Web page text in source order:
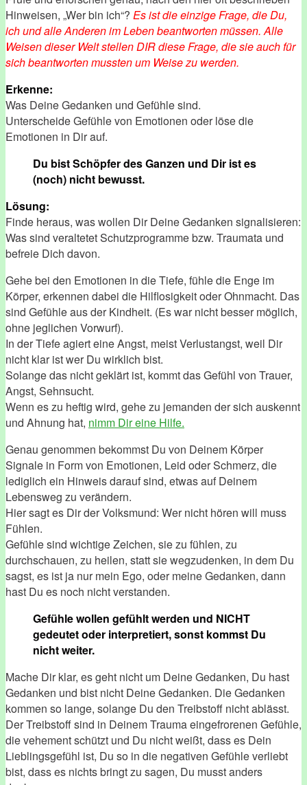
Hinweisen, „Wer bin ich“? Es ist die einzige Frage, die Du,
ich und alle Anderen im Leben beantworten müssen. Alle
Weisen dieser Welt stellen DIR diese Frage, die sie auch für
sich beantworten mussten um Weise zu werden.
Erkenne:
Was Deine Gedanken und Gefühle sind.
Unterscheide Gefühle von Emotionen oder löse die
Emotionen in Dir auf.
Du bist Schöpfer des Ganzen und Dir ist es
(noch) nicht bewusst.
Lösung:
Finde heraus, was wollen Dir Deine Gedanken signalisieren:
Was sind veraltetet Schutzprogramme bzw. Traumata und
befreie Dich davon.
Gehe bei den Emotionen in die Tiefe, fühle die Enge im
Körper, erkennen dabei die Hilflosigkeit oder Ohnmacht. Das
sind Gefühle aus der Kindheit. (Es war nicht besser möglich,
ohne jeglichen Vorwurf).
In der Tiefe agiert eine Angst, meist Verlustangst, weil Dir
nicht klar ist wer Du wirklich bist.
Solange das nicht geklärt ist, kommt das Gefühl von Trauer,
Angst, Sehnsucht.
Wenn es zu heftig wird, gehe zu jemanden der sich auskennt
und Ahnung hat, nimm Dir eine Hilfe.
Genau genommen bekommst Du von Deinem Körper
Signale in Form von Emotionen, Leid oder Schmerz, die
lediglich ein Hinweis darauf sind, etwas auf Deinem
Lebensweg zu verändern.
Hier sagt es Dir der Volksmund: Wer nicht hören will muss
Fühlen.
Gefühle sind wichtige Zeichen, sie zu fühlen, zu
durchschauen, zu heilen, statt sie wegzudenken, in dem Du
sagst, es ist ja nur mein Ego, oder meine Gedanken, dann
hast Du es noch nicht verstanden.
Gefühle wollen gefühlt werden und NICHT
gedeutet oder interpretiert, sonst kommst Du
nicht weiter.
Mache Dir klar, es geht nicht um Deine Gedanken, Du hast
Gedanken und bist nicht Deine Gedanken. Die Gedanken
kommen so lange, solange Du den Treibstoff nicht ablässt.
Der Treibstoff sind in Deinem Trauma eingefrorenen Gefühle,
die vehement schützt und Du nicht weißt, dass es Dein
Lieblingsgefühl ist, Du so in die negativen Gefühle verliebt
bist, dass es nichts bringt zu sagen, Du musst anders